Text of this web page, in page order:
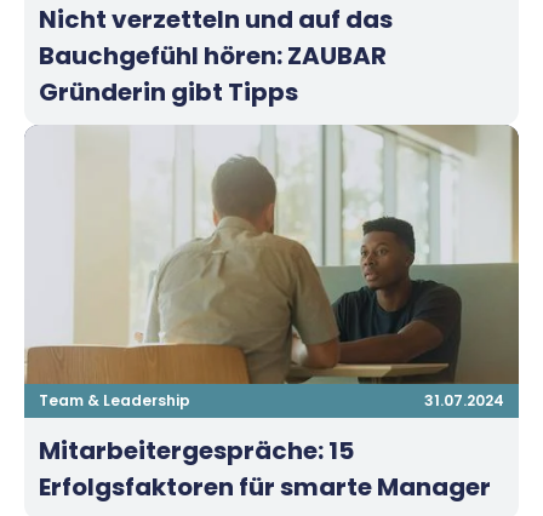
Nicht verzetteln und auf das
Bauchgefühl hören: ZAUBAR
Gründerin gibt Tipps
31.07.2024
Team & Leadership
Mitarbeitergespräche: 15
Erfolgsfaktoren für smarte Manager